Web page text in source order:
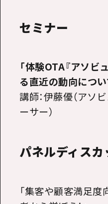
セミナー
「体験OTA『アソビ
る直近の動向につい
講師：伊藤優（アソ
ーサー）
パネルディス
「集客や顧客満足